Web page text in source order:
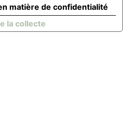
la collecte
matière de confidentialité